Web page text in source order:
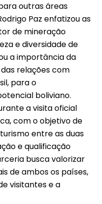
outras áreas
Paz enfatizou as
de mineração
e diversidade de
a importância da
relações com
para o
boliviano.
a visita oficial
com o objetivo de
entre as duas
e qualificação
busca valorizar
de ambos os países,
visitantes e a